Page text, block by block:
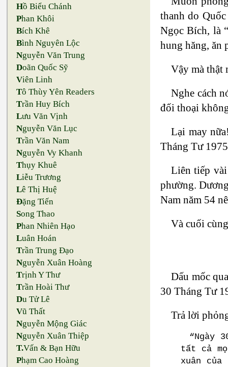
Hồ Biểu Chánh
Phan Khôi
Bích Khê
Bình Nguyên Lộc
Nguyễn Văn Trung
Doãn Quốc Sỹ
Viên Linh
Tô Thùy Yên Readers
Trần Huy Bích
Lưu Văn Vịnh
Nguyễn Văn Lục
Trần Văn Nam
Nguyễn Vy Khanh
Thụy Khuê
Liễu Trương
Lê Thị Huệ
Đặng Tiến
Song Thao
Phan Nhiên Hạo
Luân Hoán
Trần Trung Đạo
Nguyễn Xuân Hoàng
Trịnh Y Thư
Trần Hoài Thư
Du Tử Lê
Vũ Thất
Nguyễn Mộng Giác
Nguyễn Xuân Thiệp
T.Vấn & Bạn Hữu
Phạm Cao Hoàng
thanh do
Ngọc Bích, là
hung hăng, ăn
Vậy mà thật
Nghe cách
đối thoại
Lại may
Tháng Tư
Liên tiếp
phường.
Nam năm 54
Và cuối
Dấu mốc
30 Tháng Tư
Trả lời
“Ngày
tất cả
xuân